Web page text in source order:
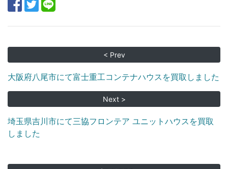
< Prev
大阪府八尾市にて富士重工コンテナハウスを買取しました
Next >
埼玉県吉川市にて三協フロンテア ユニットハウスを買取
しました